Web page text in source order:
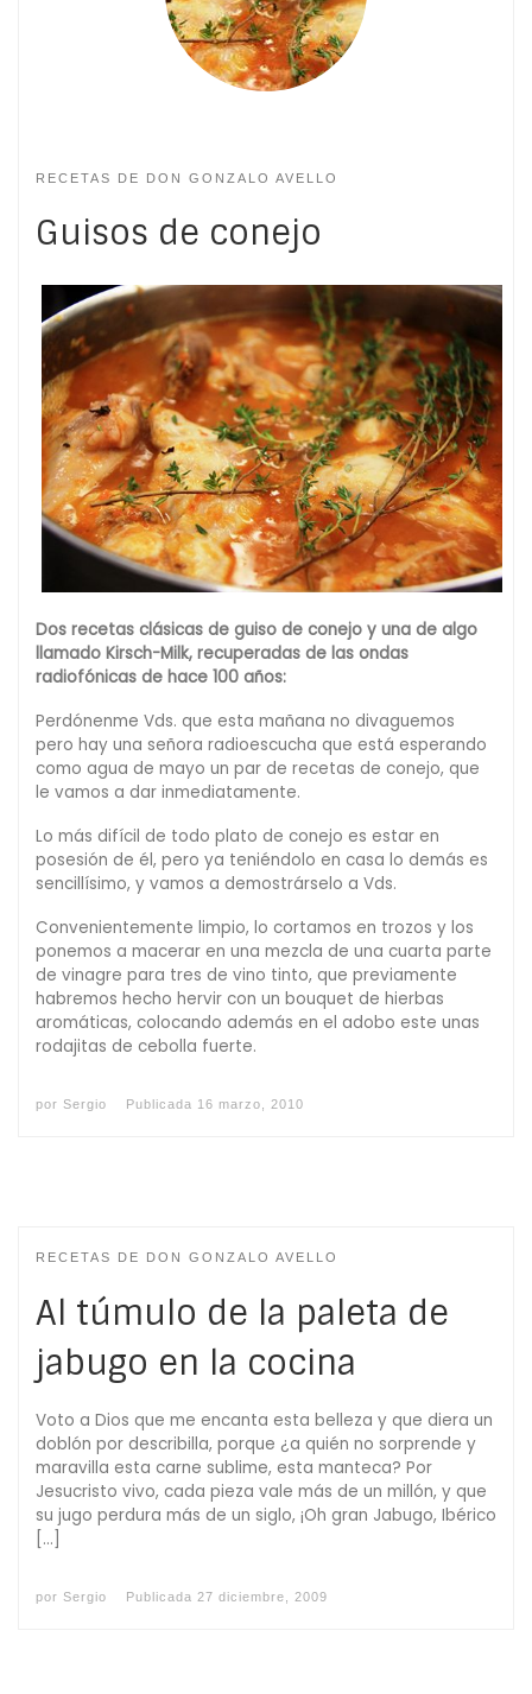
RECETAS DE DON GONZALO AVELLO
Guisos de conejo
Dos recetas clásicas de guiso de conejo y una de algo
llamado Kirsch-Milk, recuperadas de las ondas
radiofónicas de hace 100 años:
Perdónenme Vds. que esta mañana no divaguemos
pero hay una señora radioescucha que está esperando
como agua de mayo un par de recetas de conejo, que
le vamos a dar inmediatamente.
Lo más difícil de todo plato de conejo es estar en
posesión de él, pero ya teniéndolo en casa lo demás es
sencillísimo, y vamos a demostrárselo a Vds.
Convenientemente limpio, lo cortamos en trozos y los
ponemos a macerar en una mezcla de una cuarta parte
de vinagre para tres de vino tinto, que previamente
habremos hecho hervir con un bouquet de hierbas
aromáticas, colocando además en el adobo este unas
rodajitas de cebolla fuerte.
por Sergio Publicada 16 marzo, 2010
RECETAS DE DON GONZALO AVELLO
Al túmulo de la paleta de
jabugo en la cocina
Voto a Dios que me encanta esta belleza y que diera un
doblón por describilla, porque ¿a quién no sorprende y
maravilla esta carne sublime, esta manteca? Por
Jesucristo vivo, cada pieza vale más de un millón, y que
su jugo perdura más de un siglo, ¡Oh gran Jabugo, Ibérico
[…]
por Sergio Publicada 27 diciembre, 2009